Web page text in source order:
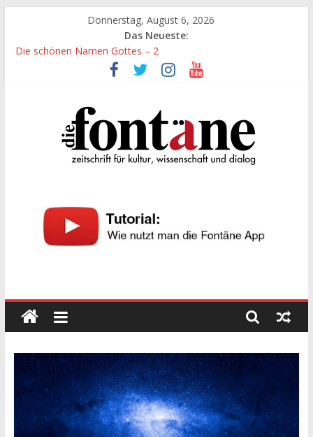
springen
Donnerstag, August 6, 2026
Das Neueste:
„Kind“ seiner Zeit sein
Die schönen Namen Gottes – 2
Werte, denen größte Sorgfalt entgegengebracht werden muss
Leidenschaft und Hingabe zu Erkenntnis und Forschung
Die
Fontäne
kultur,
wissenschaft
und
dialog